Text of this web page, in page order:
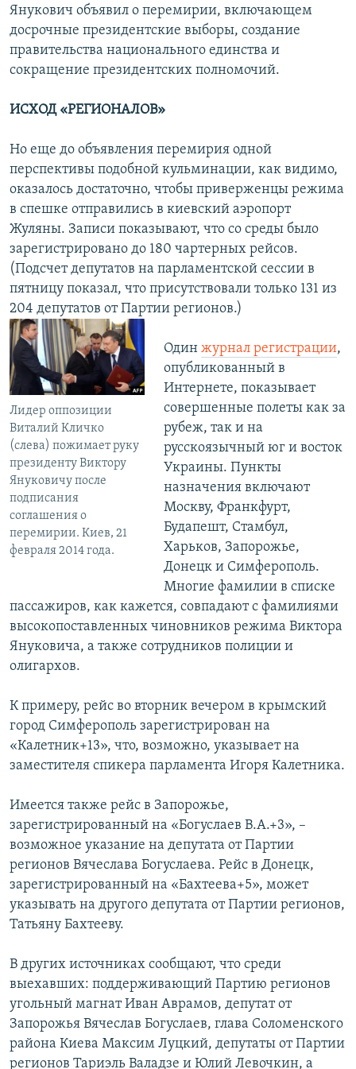
Янукович объявил о перемирии, включающем
досрочные президентские выборы, создание
правительства национального единства и
сокращение президентских полномочий.
ИСХОД «РЕГИОНАЛОВ»
Но еще до объявления перемирия одной
перспективы подобной кульминации, как видимо,
оказалось достаточно, чтобы приверженцы режима
в спешке отправились в киевский аэропорт
Жуляны. Записи показывают, что со среды было
зарегистрировано до 180 чартерных рейсов.
(Подсчет депутатов на парламентской сессии в
пятницу показал, что присутствовали только 131 из
204 депутатов от Партии регионов.)
Лидер оппозиции
Виталий Кличко
(слева) пожимает руку
президенту Виктору
Януковичу после
подписания
соглашения о
перемирии. Киев, 21
февраля 2014 года.
Один журнал регистрации,
опубликованный в
Интернете, показывает
совершенные полеты как за
рубеж, так и на
русскоязычный юг и восток
Украины. Пункты
назначения включают
Москву, Франкфурт,
Будапешт, Стамбул,
Харьков, Запорожье,
Донецк и Симферополь.
Многие фамилии в списке
пассажиров, как кажется, совпадают с фамилиями
высокопоставленных чиновников режима Виктора
Януковича, а также сотрудников полиции и
олигархов.
К примеру, рейс во вторник вечером в крымский
город Симферополь зарегистрирован на
«Калетник+13», что, возможно, указывает на
заместителя спикера парламента Игоря Калетника.
Имеется также рейс в Запорожье,
зарегистрированный на «Богуслаев В.А.+3», –
возможное указание на депутата от Партии
регионов Вячеслава Богуслаева. Рейс в Донецк,
зарегистрированный на «Бахтеева+5», может
указывать на другого депутата от Партии регионов,
Татьяну Бахтееву.
В других источниках сообщают, что среди
выехавших: поддерживающий Партию регионов
угольный магнат Иван Аврамов, депутат от
Запорожья Вячеслав Богуслаев, глава Соломенского
района Киева Максим Луцкий, депутаты от Партии
регионов Тариэль Валадзе и Юлий Левочкин, а